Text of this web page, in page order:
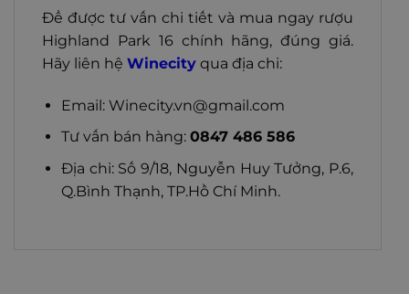
Để được tư vấn chi tiết và mua ngay rượu
Highland Park 16 chính hãng, đúng giá.
Hãy liên hệ Winecity qua địa chỉ:
Email: Winecity.vn@gmail.com
Tư vấn bán hàng: 0847 486 586
Địa chỉ: Số 9/18, Nguyễn Huy Tưởng, P.6,
Q.Bình Thạnh, TP.Hồ Chí Minh.